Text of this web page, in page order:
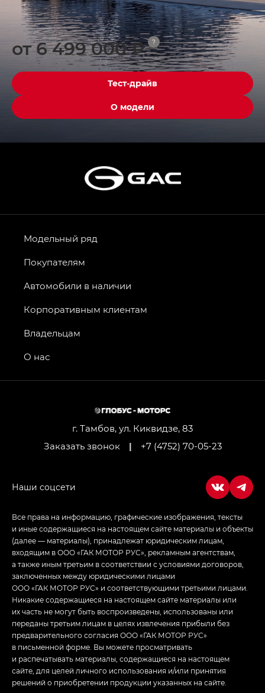
от 6 499 000 ₽ ?
Тест-драйв
О модели
г. Тамбов, ул. Киквидзе, 83
Заказать звонок
| +7 (4752) 70-05-23
Модельный ряд
Покупателям
Автомобили в наличии
Корпоративным клиентам
Владельцам
О нас
Все права на информацию, графические изображения, тексты
и иные содержащиеся на настоящем сайте материалы и объекты
(далее — материалы), принадлежат юридическим лицам,
входящим в ООО «ГАК МОТОР РУС», рекламным агентствам,
а также иным третьим в соответствии с условиями договоров,
заключенных между юридическими лицами
ООО «ГАК МОТОР РУС» и соответствующими третьими лицами.
Никакие содержащиеся на настоящем сайте материалы или
их часть не могут быть воспроизведены, использованы или
переданы третьим лицам в целях извлечения прибыли без
предварительного согласия ООО «ГАК МОТОР РУС»
в письменной форме. Вы можете просматривать
и распечатывать материалы, содержащиеся на настоящем
сайте, для целей личного использования и/или принятия
решений о приобретении продукции указанных на сайте.